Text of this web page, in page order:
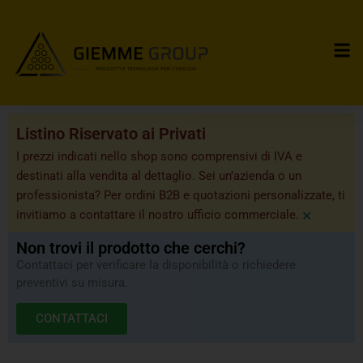
Listino Riservato ai Privati
I prezzi indicati nello shop sono comprensivi di IVA e
destinati alla vendita al dettaglio. Sei un’azienda o un
professionista? Per ordini B2B e quotazioni personalizzate, ti
invitiamo a contattare il nostro ufficio commerciale. ×
Non trovi il prodotto che cerchi?
Contattaci per verificare la disponibilità o richiedere
preventivi su misura.
CONTATTACI